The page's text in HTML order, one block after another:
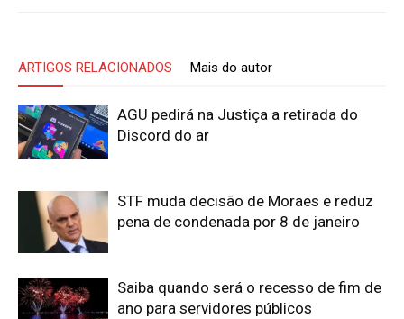
ARTIGOS RELACIONADOS Mais do autor
AGU pedirá na Justiça a retirada do
Discord do ar
STF muda decisão de Moraes e reduz
pena de condenada por 8 de janeiro
Saiba quando será o recesso de fim de
ano para servidores públicos